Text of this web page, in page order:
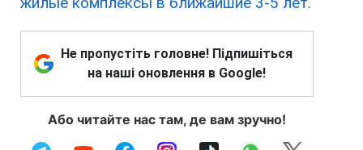
Не пропустіть головне! Підпишіться
на наші оновлення в Google!
Або читайте нас там, де вам зручно!